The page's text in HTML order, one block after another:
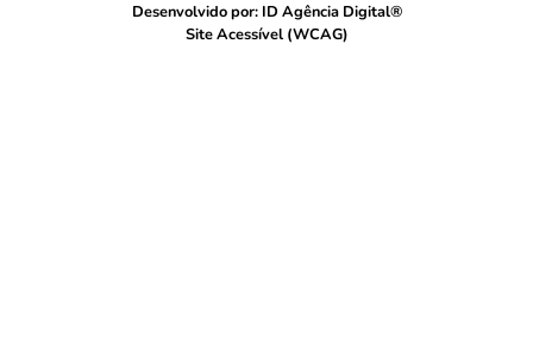
Desenvolvido por: ID Agência Digital®
Site Acessível (WCAG)